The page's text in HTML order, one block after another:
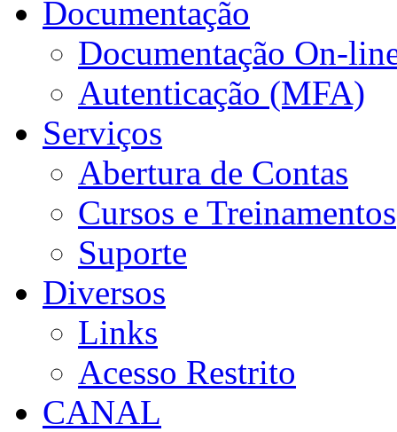
Documentação
Documentação On-
Autenticação (MFA)
Serviços
Abertura de Contas
Cursos e Treinamentos
Suporte
Diversos
Links
Acesso Restrito
CANAL